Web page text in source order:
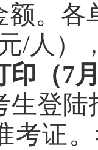
额。 各
/人）
印（7
生登陆
考证。